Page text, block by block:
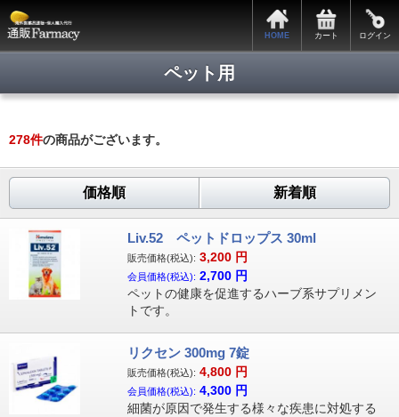
HOME カート ログイン
ペット用
278件の商品がございます。
価格順 新着順
Liv.52 ペットドロップス 30ml
販売価格(税込): 3,200 円
会員価格(税込): 2,700 円
ペットの健康を促進するハーブ系サプリメン
トです。
リクセン 300mg 7錠
販売価格(税込): 4,800 円
会員価格(税込): 4,300 円
細菌が原因で発生する様々な疾患に対処する